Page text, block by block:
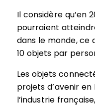
Il considère qu’en
pourraient
dans le monde, ce
10 objets par
Les objets
projets d’avenir
l’industrie